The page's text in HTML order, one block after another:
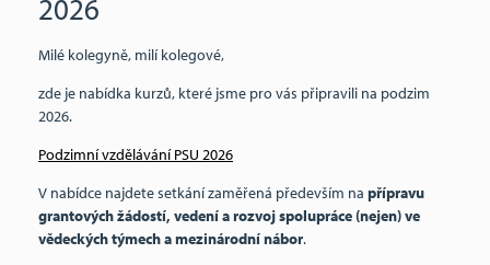
2026
Milé kolegyně, milí kolegové,
zde je nabídka kurzů, které jsme pro vás připravili na podzim
2026.
Podzimní vzdělávání PSU 2026
V nabídce najdete setkání zaměřená především na přípravu
grantových žádostí, vedení a rozvoj spolupráce (nejen) ve
vědeckých týmech a mezinárodní nábor.